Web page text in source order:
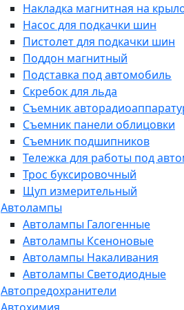
Накладка магнитная на
Насос для подкачки шин
Пистолет для подкачки шин
Поддон магнитный
Подставка под автомобиль
Скребок для льда
Съемник
Съемник панели облицовки
Съемник подшипников
Тележка для работы под
Трос буксировочный
Щуп измерительный
Автолампы
Автолампы Галогенные
Автолампы Ксеноновые
Автолампы Накаливания
Автолампы Светодиодные
Автопредохранители